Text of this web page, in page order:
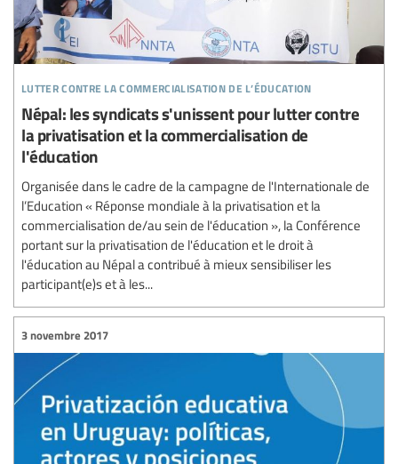
lutter contre la commercialisation de l’éducation
Népal: les syndicats s'unissent pour lutter contre
la privatisation et la commercialisation de
l'éducation
Organisée dans le cadre de la campagne de l'Internationale de
l’Education « Réponse mondiale à la privatisation et la
commercialisation de/au sein de l'éducation », la Conférence
portant sur la privatisation de l'éducation et le droit à
l'éducation au Népal a contribué à mieux sensibiliser les
participant(e)s et à les...
3 novembre 2017